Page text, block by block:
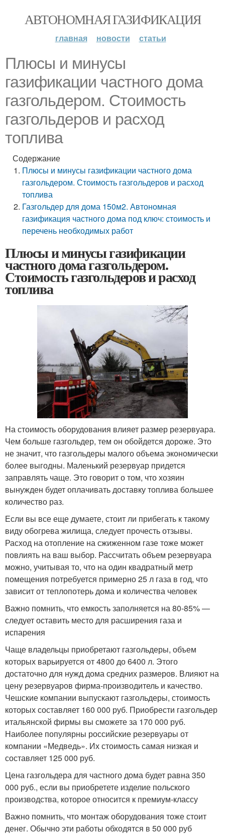
АВТОНОМНАЯ ГАЗИФИКАЦИЯ
главная новости статьи
Плюсы и минусы
газификации частного дома
газгольдером. Стоимость
газгольдеров и расход
топлива
Содержание
Плюсы и минусы газификации частного дома
газгольдером. Стоимость газгольдеров и расход
топлива
Газгольдер для дома 150м2. Автономная
газификация частного дома под ключ: стоимость и
перечень необходимых работ
Плюсы и минусы газификации
частного дома газгольдером.
Стоимость газгольдеров и расход
топлива
На стоимость оборудования влияет размер резервуара.
Чем больше газгольдер, тем он обойдется дороже. Это
не значит, что газгольдеры малого объема экономически
более выгодны. Маленький резервуар придется
заправлять чаще. Это говорит о том, что хозяин
вынужден будет оплачивать доставку топлива большее
количество раз.
Если вы все еще думаете, стоит ли прибегать к такому
виду обогрева жилища, следует прочесть отзывы.
Расход на отопление на сжиженном газе тоже может
повлиять на ваш выбор. Рассчитать объем резервуара
можно, учитывая то, что на один квадратный метр
помещения потребуется примерно 25 л газа в год, что
зависит от теплопотерь дома и количества человек
Важно помнить, что емкость заполняется на 80-85% —
следует оставить место для расширения газа и
испарения
Чаще владельцы приобретают газгольдеры, объем
которых варьируется от 4800 до 6400 л. Этого
достаточно для нужд дома средних размеров. Влияют на
цену резервуаров фирма-производитель и качество.
Чешские компании выпускают газгольдеры, стоимость
которых составляет 160 000 руб. Приобрести газгольдер
итальянской фирмы вы сможете за 170 000 руб.
Наиболее популярны российские резервуары от
компании «Медведь». Их стоимость самая низкая и
составляет 125 000 руб.
Цена газгольдера для частного дома будет равна 350
000 руб., если вы приобретете изделие польского
производства, которое относится к премиум-классу
Важно помнить, что монтаж оборудования тоже стоит
денег. Обычно эти работы обходятся в 50 000 руб